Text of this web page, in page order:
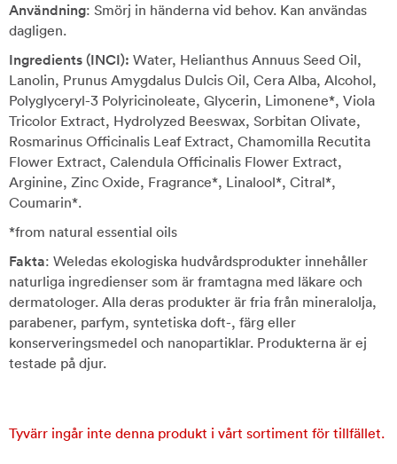
Användning: Smörj in händerna vid behov. Kan användas
dagligen.
Ingredients (INCI): Water, Helianthus Annuus Seed Oil,
Lanolin, Prunus Amygdalus Dulcis Oil, Cera Alba, Alcohol,
Polyglyceryl-3 Polyricinoleate, Glycerin, Limonene*, Viola
Tricolor Extract, Hydrolyzed Beeswax, Sorbitan Olivate,
Rosmarinus Officinalis Leaf Extract, Chamomilla Recutita
Flower Extract, Calendula Officinalis Flower Extract,
Arginine, Zinc Oxide, Fragrance*, Linalool*, Citral*,
Coumarin*.
*from natural essential oils
Fakta: Weledas ekologiska hudvårdsprodukter innehåller
naturliga ingredienser som är framtagna med läkare och
dermatologer. Alla deras produkter är fria från mineralolja,
parabener, parfym, syntetiska doft-, färg eller
konserveringsmedel och nanopartiklar. Produkterna är ej
testade på djur.
Tyvärr ingår inte denna produkt i vårt sortiment för tillfället.